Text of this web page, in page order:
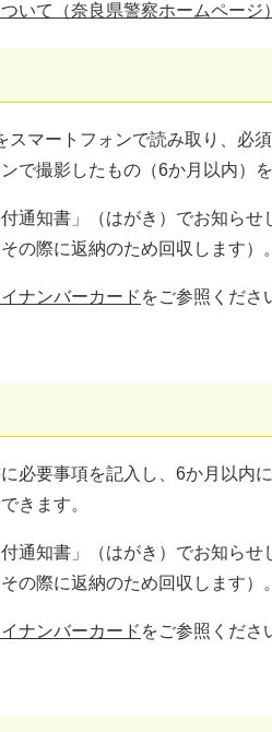
いて（奈良県警察ホームページ）
マートフォンで読み取り、必
で撮影したもの（6か月以内）
通知書」（はがき）でお知らせ
の際に返納のため回収します）。
ナンバーカード をご参照くださ
必要事項を記入し、6か月以内
きます。
通知書」（はがき）でお知らせ
の際に返納のため回収します）。
ナンバーカード をご参照くださ